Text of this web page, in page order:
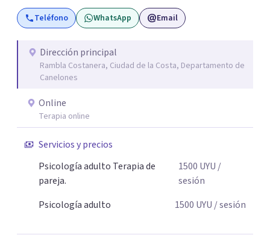
Teléfono WhatsApp Email
Dirección principal
Rambla Costanera, Ciudad de la Costa, Departamento de
Canelones
Online
Terapia online
Servicios y precios
Psicología adulto Terapia de
pareja.
1500 UYU /
sesión
Psicología adulto
1500 UYU / sesión